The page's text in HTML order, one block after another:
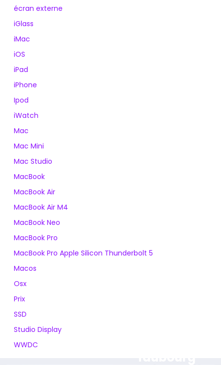
écran externe
iGlass
iMac
iOS
iPad
iPhone
Ipod
iWatch
Mac
Mac Mini
Mac Studio
MacBook
MacBook Air
MacBook Air M4
MacBook Neo
MacBook Pro
MacBook Pro Apple Silicon Thunderbolt 5
Macos
Osx
Prix
SSD
Studio Display
WWDC